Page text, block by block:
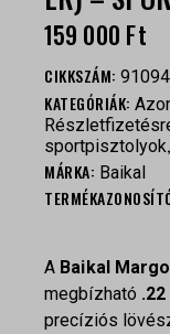
159 000 Ft
CIKKSZÁM:
KATEGÓRIÁK:
sportpisztolyok,
MÁRKA: Baikal
A Baikal
megbízható .22
precíziós